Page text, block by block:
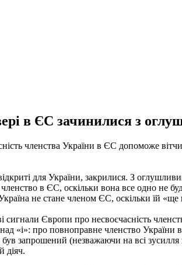
в ЄС зачинилися з
членства України в ЄС допоможе
для України, закрилися. З
членство в ЄС, оскільки вона все одно не
не стане членом ЄС, оскільки їй
Європи про несвоєчасність
«i»: про повноправне членство
запрошений (незважаючи на всі
діяч.